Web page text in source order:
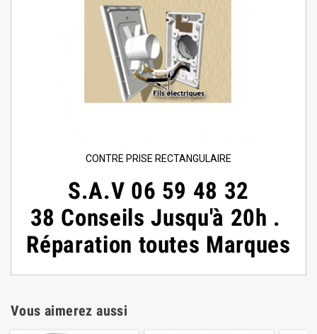
CONTRE PRISE RECTANGULAIRE
S.A.V 06 59 48 32
38 Conseils Jusqu'à 20h .
Réparation toutes Marques
Vous aimerez aussi